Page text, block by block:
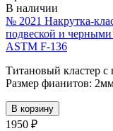
В наличии
№ 2021 Накрутка-
подвеской и
ASTM F-136
Титановый кластер
Размер фианитов:
В корзину
1950 ₽